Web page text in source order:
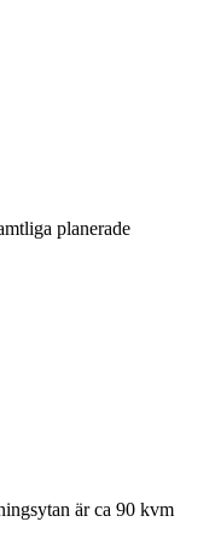
planerade
är ca 90 kvm